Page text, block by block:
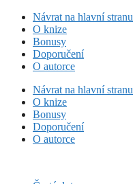
Návrat na hlavní stranu
O knize
Bonusy
Doporučení
O autorce
Návrat na hlavní stranu
O knize
Bonusy
Doporučení
O autorce